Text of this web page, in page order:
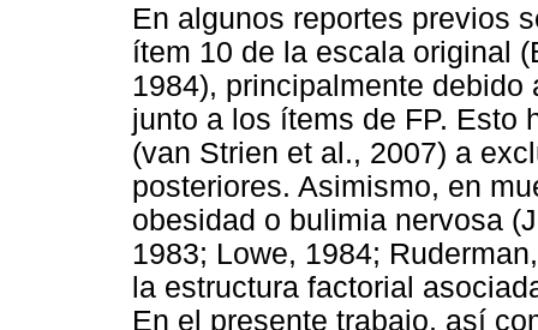
En algunos reportes previos
ítem 10 de la escala original
1984), principalmente
junto a los ítems de FP. Esto
(van Strien et al., 2007) a
posteriores. Asimismo, en
obesidad o bulimia nervosa
1983; Lowe, 1984;
la estructura factorial
En el presente trabajo, así